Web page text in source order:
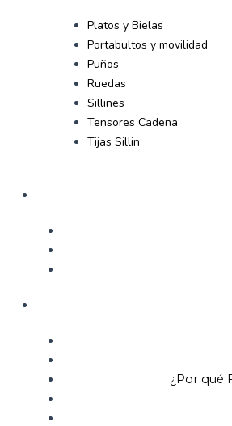
Platos y Bielas
Portabultos y movilidad
Puños
Ruedas
Sillines
Tensores Cadena
Tijas Sillin
¿Por qué